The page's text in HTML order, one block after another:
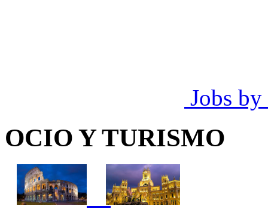
Jobs by
OCIO Y TURISMO